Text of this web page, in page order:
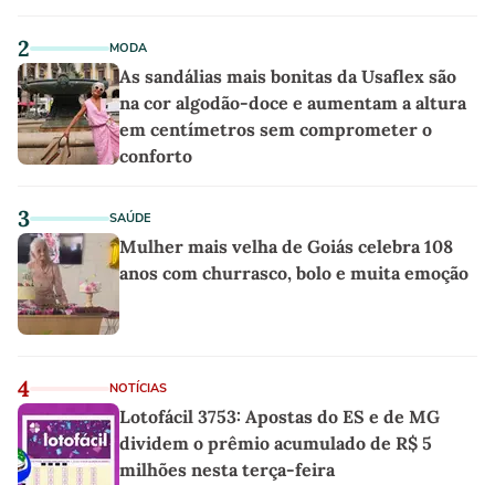
2 MODA
As sandálias mais bonitas da Usaflex são
na cor algodão-doce e aumentam a altura
em centímetros sem comprometer o
conforto
3 SAÚDE
Mulher mais velha de Goiás celebra 108
anos com churrasco, bolo e muita emoção
4 NOTÍCIAS
Lotofácil 3753: Apostas do ES e de MG
dividem o prêmio acumulado de R$ 5
milhões nesta terça-feira